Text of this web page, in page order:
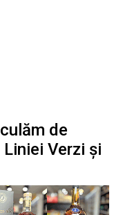
de
Verzi și